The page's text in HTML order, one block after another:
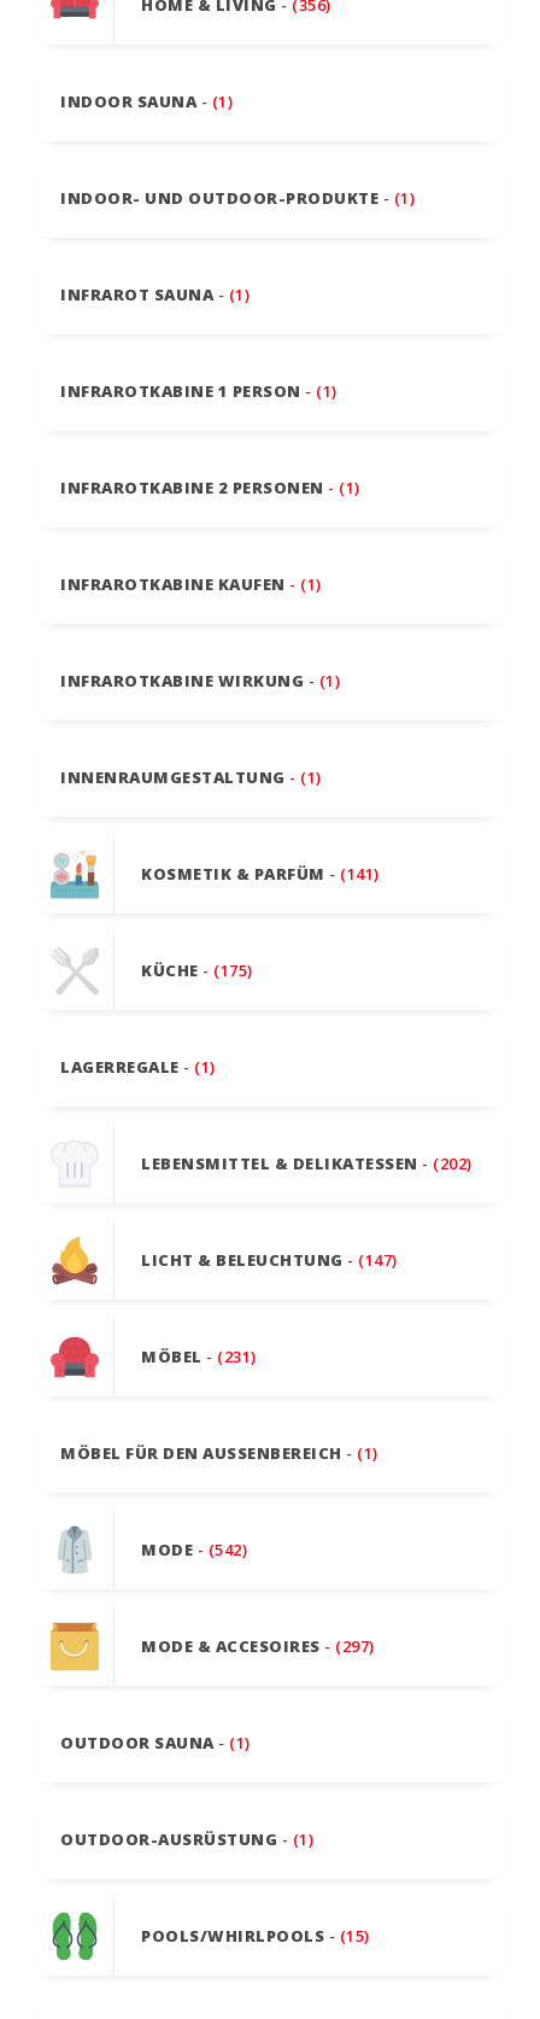
HOME & LIVING - (356)
INDOOR SAUNA - (1)
INDOOR- UND OUTDOOR-PRODUKTE - (1)
INFRAROT SAUNA - (1)
INFRAROTKABINE 1 PERSON - (1)
INFRAROTKABINE 2 PERSONEN - (1)
INFRAROTKABINE KAUFEN - (1)
INFRAROTKABINE WIRKUNG - (1)
INNENRAUMGESTALTUNG - (1)
KOSMETIK & PARFÜM - (141)
KÜCHE - (175)
LAGERREGALE - (1)
LEBENSMITTEL & DELIKATESSEN - (202)
LICHT & BELEUCHTUNG - (147)
MÖBEL - (231)
MÖBEL FÜR DEN AUSSENBEREICH - (1)
MODE - (542)
MODE & ACCESOIRES - (297)
OUTDOOR SAUNA - (1)
OUTDOOR-AUSRÜSTUNG - (1)
POOLS/WHIRLPOOLS - (15)